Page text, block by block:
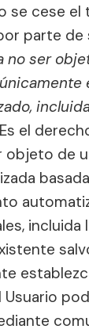
se cese
parte de
no ser
el
objeto de
incluida
Usuario